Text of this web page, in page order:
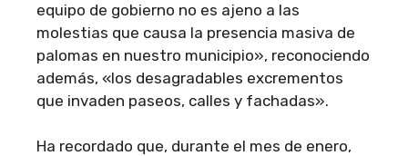
equipo de gobierno no es ajeno a las
molestias que causa la presencia masiva de
palomas en nuestro municipio», reconociendo
además, «los desagradables excrementos
que invaden paseos, calles y fachadas».
Ha recordado que, durante el mes de enero,